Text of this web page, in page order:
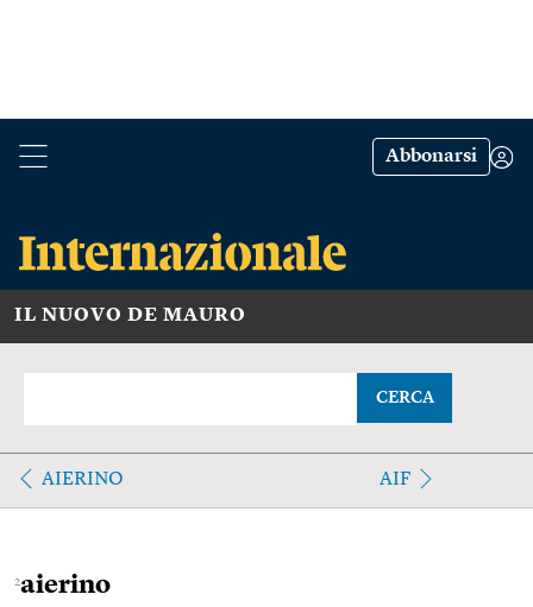
Abbonarsi
IL NUOVO DE MAURO
CERCA
AIERINO AIF
2aierino